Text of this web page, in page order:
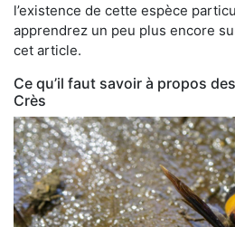
l’existence de cette espèce
apprendrez un peu plus encore
cet article.
Ce qu’il faut savoir à propos
Crès